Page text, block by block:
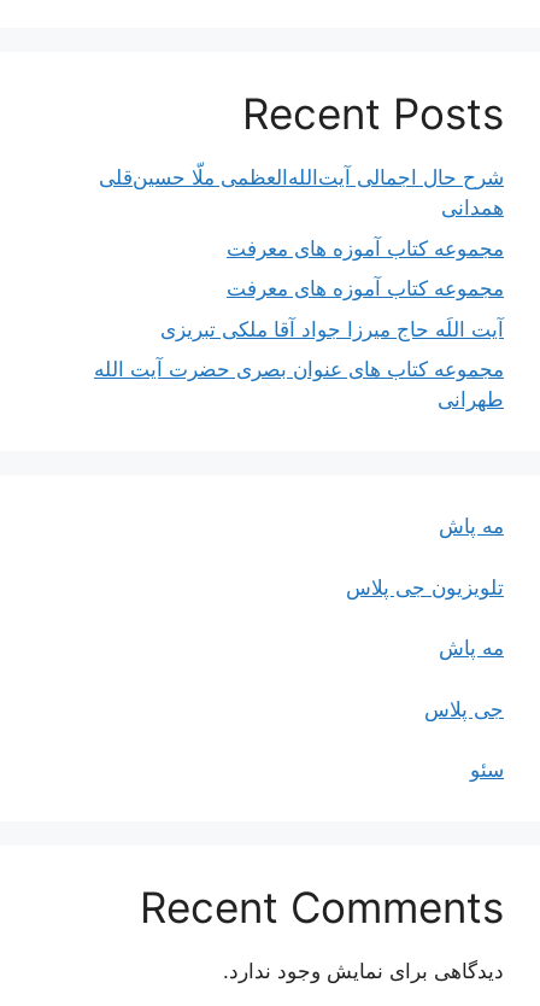
Recent Posts
شرح حال اجمالی آیت‌الله‌العظمی ملّا حسین‌قلی
همدانی
مجموعه کتاب آموزه های معرفت
مجموعه کتاب آموزه های معرفت
آیت اللَه حاج میرزا جواد آقا ملکی تبریزی
مجموعه کتاب های عنوان بصری حضرت آیت الله
طهرانی
مه پاش
تلویزیون جی پلاس
مه پاش
جی پلاس
سئو
Recent Comments
دیدگاهی برای نمایش وجود ندارد.